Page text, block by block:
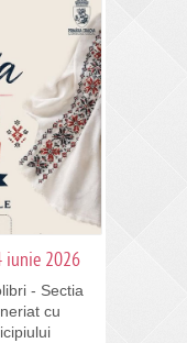
iunie 2026
- Sectia
cu